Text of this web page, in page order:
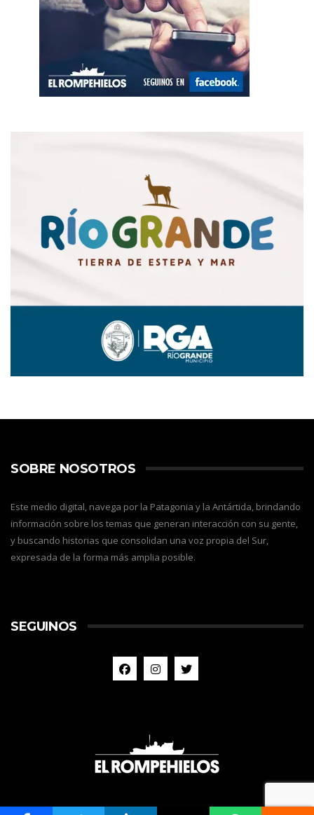
SOBRE NOSOTROS
Este medio digital, navega por la Patagonia y la Antártida, brindando
información sobre los temas que generan interacción con su gente,
y buscando historias que consolidan una voz propia del Sur,
expresada de la forma más amplia posible.
SEGUINOS